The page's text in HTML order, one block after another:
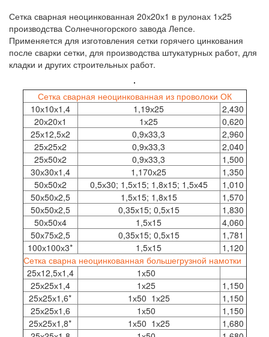
Сетка сварная неоцинкованная 20х20х1 в рулонах 1х25
производства Солнечногорского завода Лепсе.
Применяется для изготовления сетки горячего цинкования
после сварки сетки, для производства штукатурных работ, для
кладки и других строительных работ.
Сетка сварная неоцинкованная из проволоки ОК
10х10х1,4
1,19х25
2,430
20х20х1
1х25
0,620
25х12,5х2
0,9х33,3
2,960
25х25х2
0,9х33,3
2,040
25х50х2
0,9х33,3
1,500
30х30х1,4
1,170х25
1,350
50х50х2
0,5х30; 1,5х15; 1,8х15; 1,5х45
1,010
50х50х2,5
1,5х15; 1,8х15
1,570
50х50х2,5
0,35х15; 0,5х15
1,830
50х50х4
1,5х15
4,060
50х75х2,5
0,35х15; 0,5х15
1,781
100х100х3*
1,5х15
1,120
Сетка сварна неоцинкованная большегрузной намотки
25х12,5х1,4
1х50
25х25х1,4
1х25
1,150
25х25х1,6*
1х50 1х25
1,150
25х25х1,6
1х50
1,150
25х25х1,8*
1х50 1х25
1,680